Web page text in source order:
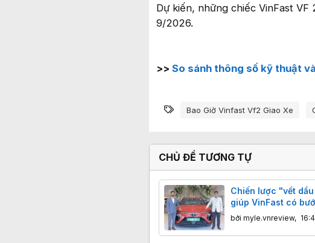
Dự kiến, những chiếc VinFast
9/2026.
>> So sánh thông số kỹ thuật
Từ khóa
Bao Giờ Vinfast Vf2 Giao Xe
CHỦ ĐỀ TƯƠNG TỰ
Chiến lược "vết
giúp VinFast có
ở Ấn Độ
bởi myle.vnreview,